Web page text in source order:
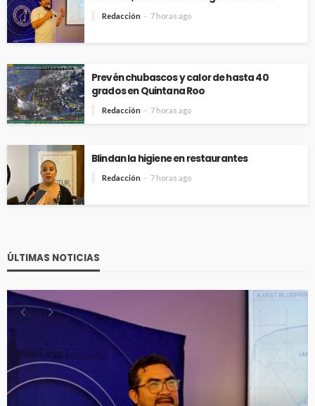
Redacción 7 horas ago
Prevén chubascos y calor de hasta 40
grados en Quintana Roo
Redacción 7 horas ago
Blindan la higiene en restaurantes
Redacción 7 horas ago
ÚLTIMAS NOTICIAS